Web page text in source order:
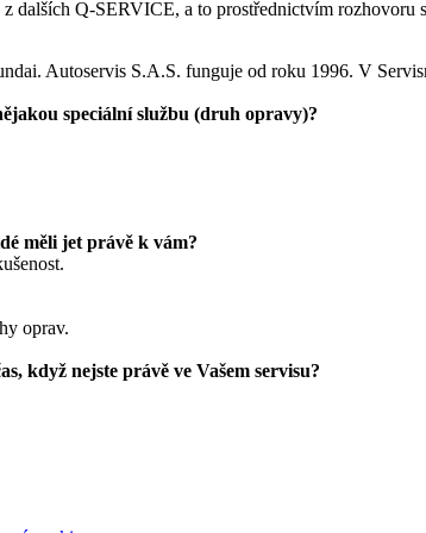
Q-SERVICE, a to prostřednictvím rozhovoru
Autoservis S.A.S. funguje od roku 1996. V
speciální službu (druh opravy)?
měli jet právě k vám?
oprav.
když nejste právě ve Vašem servisu?